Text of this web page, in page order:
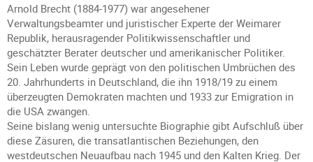
Arnold Brecht (1884-1977) war angesehener
Verwaltungsbeamter und juristischer Experte der Weimarer
Republik, herausragender Politikwissenschaftler und
geschätzter Berater deutscher und amerikanischer Politiker.
Sein Leben wurde geprägt von den politischen Umbrüchen des
20. Jahrhunderts in Deutschland, die ihn 1918/19 zu einem
überzeugten Demokraten machten und 1933 zur Emigration in
die USA zwangen.
Seine bislang wenig untersuchte Biographie gibt Aufschluß über
diese Zäsuren, die transatlantischen Beziehungen, den
westdeutschen Neuaufbau nach 1945 und den Kalten Krieg. Der